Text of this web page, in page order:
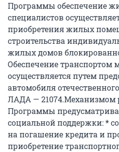
Программы обеспечение
специалистов
приобретения жилых
строительства
жилых домов
Обеспечение транспортом
осуществляется путем
автомобиля
ЛАДА — 21074.Механизмом
Программы
социальной поддержки:*
на погашение кредита и
приобретение